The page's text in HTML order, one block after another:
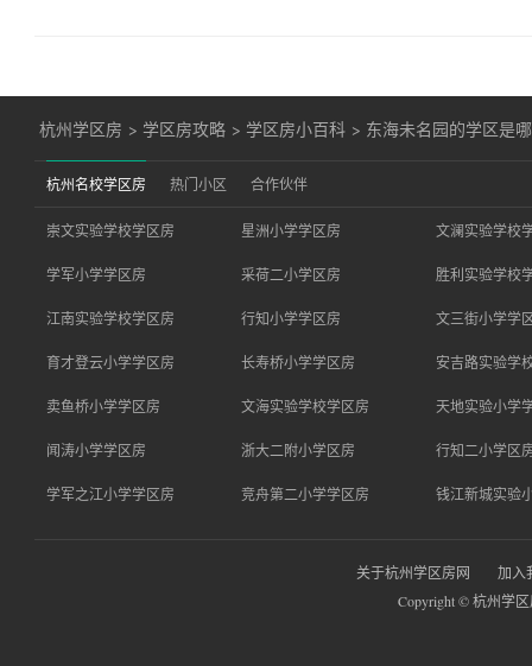
杭州学区房 > 学区房攻略 > 学区房小百科 > 东海未名园的学区是
杭州名校学区房 热门小区 合作伙伴
崇文实验学校学区房 星洲小学学区房 文澜实验学校
学军小学学区房 采荷二小学区房 胜利实验学校
江南实验学校学区房 行知小学学区房 文三街小学学
育才登云小学学区房 长寿桥小学学区房 安吉路实验学
卖鱼桥小学学区房 文海实验学校学区房 天地实验小学
闻涛小学学区房 浙大二附小学区房 行知二小学区
学军之江小学学区房 竞舟第二小学学区房 钱江新城实验
关于杭州学区房网
加入
Copyright © 杭州学